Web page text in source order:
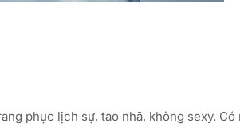
phục lịch sự, tao nhã, không sexy. Có